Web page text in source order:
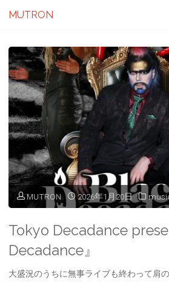
MUTRON
MUTRON 2026年1月20日
Tokyo Decadance
Decadance』
大盛況のうちに無事ライブも終わって肩